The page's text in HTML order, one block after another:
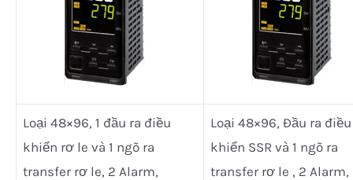
Loại 48×96, 1 đầu ra điều
khiển rơ le và 1 ngõ ra
transfer rơ le, 2 Alarm,
Loại 48×96, Đầu ra điều
khiển SSR và 1 ngõ ra
transfer rơ le , 2 Alarm,